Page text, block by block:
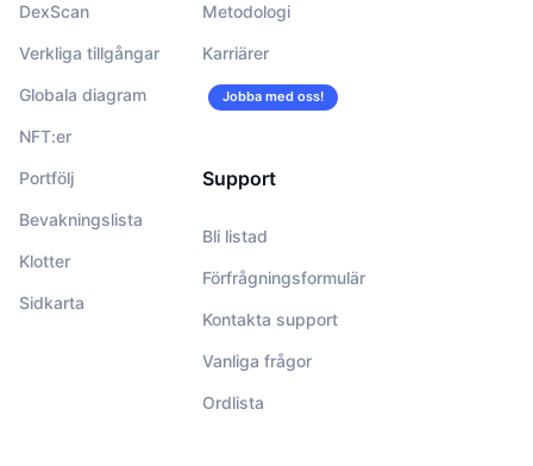
DexScan
Verkliga tillgångar
Globala diagram
NFT:er
Portfölj
Bevakningslista
Klotter
Sidkarta
Metodologi
Karriärer
Jobba med oss!
Support
Bli listad
Förfrågningsformulär
Kontakta support
Vanliga frågor
Ordlista